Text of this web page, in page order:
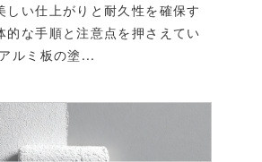
しい仕上がりと耐久性を確保す
的な手順と注意点を押さえてい
ルミ板の塗...